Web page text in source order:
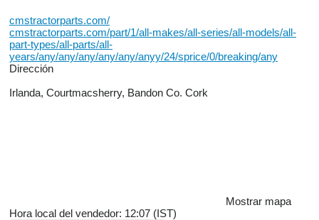
cmstractorparts.com/
cmstractorparts.com/part/1/all-makes/all-series/all-models/all-
part-types/all-parts/all-
years/any/any/any/any/any/anyy/24/sprice/0/breaking/any
Dirección
Irlanda, Courtmacsherry, Bandon Co. Cork
Mostrar mapa
Hora local del vendedor: 12:07 (IST)